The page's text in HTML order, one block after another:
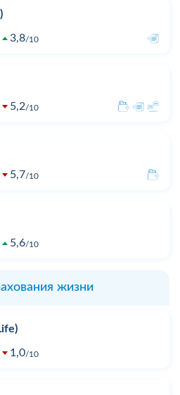
3,8 10
5,2 10
5,7 10
5,6 10
жизни
1,0 10